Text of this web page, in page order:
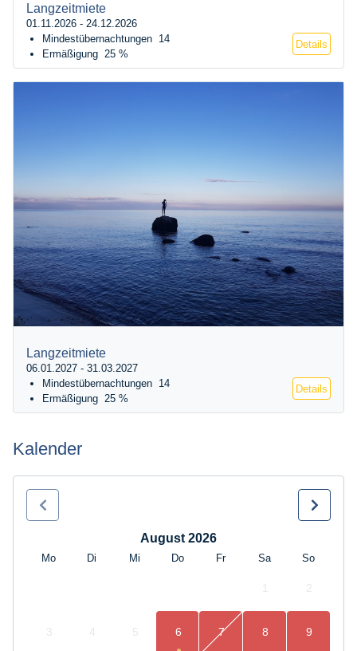
Langzeitmiete
01.11.2026 - 24.12.2026
Mindestübernachtungen 14
Ermäßigung 25 %
Details
Langzeitmiete
06.01.2027 - 31.03.2027
Mindestübernachtungen 14
Ermäßigung 25 %
Details
Kalender
August 2026
Mo Di Mi Do Fr Sa So
1 2
3 4 5 6 7 8 9